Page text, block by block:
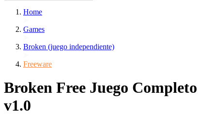
Home
Games
Broken (juego independiente)
Freeware
Broken Free Juego Completo
v1.0